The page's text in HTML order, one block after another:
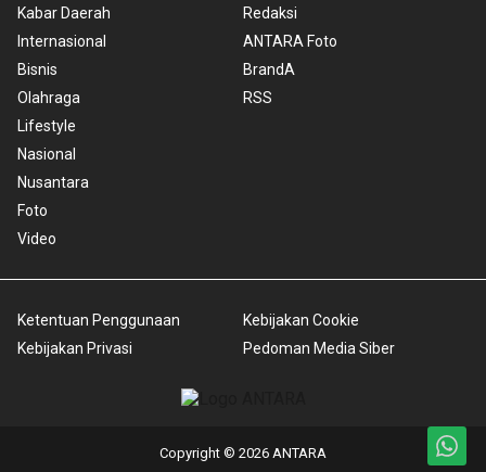
Kabar Daerah
Internasional
Bisnis
Olahraga
Lifestyle
Nasional
Nusantara
Foto
Video
Redaksi
ANTARA Foto
BrandA
RSS
Ketentuan Penggunaan
Kebijakan Privasi
Kebijakan Cookie
Pedoman Media Siber
Copyright © 2026 ANTARA